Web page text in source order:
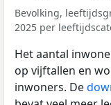
Bevolking,
2025 per
Het aantal
op vijftallen en
inwoners. De